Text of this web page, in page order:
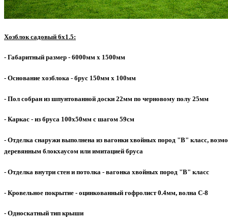
Хозблок садовый 6х1.5:
- Габаритный размер - 6000мм х 1500мм
- Основание хозблока - брус 150мм х 100мм
- Пол собран из шпунтованной доски 22мм по черновому полу 25мм
- Каркас - из бруса 100х50мм с шагом 59см
- Отделка снаружи выполнена из вагонки хвойных пород "В" класс,
деревянным блокхаусом или имитацией бруса
- Отделка внутри стен и потолка - вагонка хвойных пород "В" класс
- Кровельное покрытие - оцинкованный гофролист 0.4мм, волна С-8
- Односкатный тип крыши